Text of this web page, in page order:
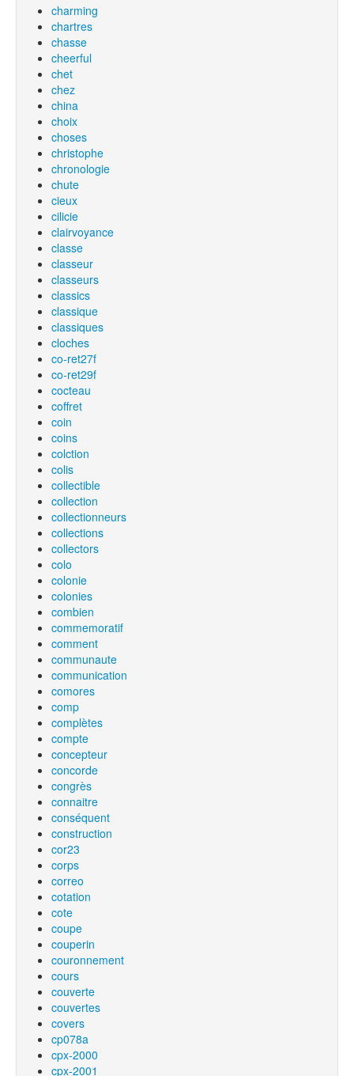
charming
chartres
chasse
cheerful
chet
chez
china
choix
choses
christophe
chronologie
chute
cieux
cilicie
clairvoyance
classe
classeur
classeurs
classics
classique
classiques
cloches
co-ret27f
co-ret29f
cocteau
coffret
coin
coins
colction
colis
collectible
collection
collectionneurs
collections
collectors
colo
colonie
colonies
combien
commemoratif
comment
communaute
communication
comores
comp
complètes
compte
concepteur
concorde
congrès
connaitre
conséquent
construction
cor23
corps
correo
cotation
cote
coupe
couperin
couronnement
cours
couverte
couvertes
covers
cp078a
cpx-2000
cpx-2001